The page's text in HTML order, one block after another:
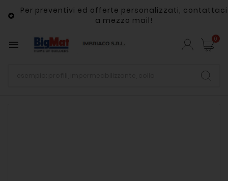

Per preventivi ed offerte personalizzati, contattaci
a mezzo mail!
 0